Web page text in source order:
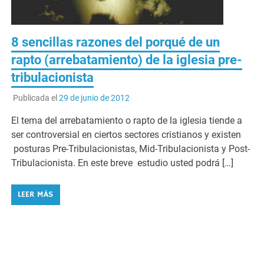
8 sencillas razones del porqué de un
rapto (arrebatamiento) de la iglesia pre-
tribulacionista
Publicada el 29 de junio de 2012
El tema del arrebatamiento o rapto de la iglesia tiende a
ser controversial en ciertos sectores cristianos y existen
posturas Pre-Tribulacionistas, Mid-Tribulacionista y Post-
Tribulacionista. En este breve estudio usted podrá […]
LEER MÁS